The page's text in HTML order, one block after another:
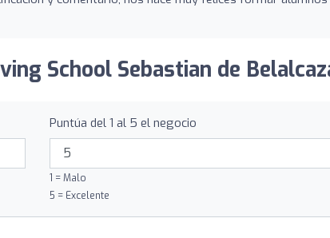
School Sebastian de
Puntúa del 1 al 5 el negocio
1 = Malo
5 = Excelente